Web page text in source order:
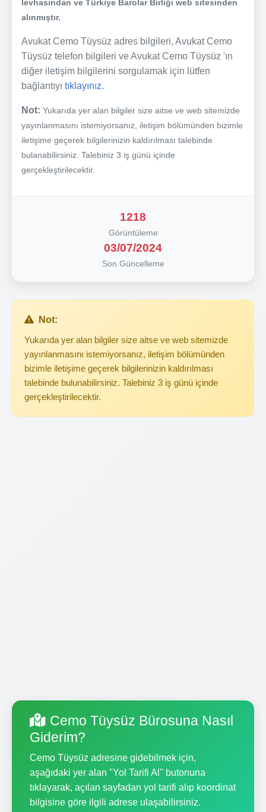
levhasından ve Türkiye Barolar Birliği web sitesinden
alınmıştır.
Avukat Cemo Tüysüz adres bilgileri, Avukat Cemo
Tüysüz telefon bilgileri ve Avukat Cemo Tüysüz 'ın
diğer iletişim bilgilerini sorgulamak için lütfen
bağlantıyı tıklayınız.
Not: Yukarıda yer alan bilgiler size aitse ve web sitemizde
yayınlanmasını istemiyorsanız, iletişim bölümünden bizimle
iletişime geçerek bilgilerinizin kaldırılması talebinde
bulanabilirsiniz. Talebiniz 3 iş günü içinde
gerçekleştirilecektir.
1218
Görüntüleme
03/07/2024
Son Güncelleme
Not:
Yukarıda yer alan bilgiler size aitse ve web sitemizde
yayınlanmasını istemiyorsanız, iletişim bölümünden
bizimle iletişime geçerek bilgilerinizin kaldırılması
talebinde bulunabilirsiniz. Talebiniz 3 iş günü içinde
gerçekleştirilecektir.
Cemo Tüysüz Bürosuna Nasıl
Giderim?
Cemo Tüysüz adresine gidebilmek için,
aşağıdaki yer alan "Yol Tarifi Al" butonuna
tıklayarak, açılan sayfadan yol tarifi alıp koordinat
bilgisine göre ilgili adrese ulaşabilirsiniz.